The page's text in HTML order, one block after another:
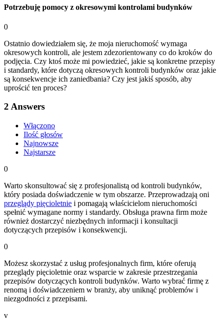
Potrzebuję pomocy z okresowymi kontrolami budynków
0
Ostatnio dowiedziałem się, że moja nieruchomość wymaga
okresowych kontroli, ale jestem zdezorientowany co do kroków do
podjęcia. Czy ktoś może mi powiedzieć, jakie są konkretne przepisy
i standardy, które dotyczą okresowych kontroli budynków oraz jakie
są konsekwencje ich zaniedbania? Czy jest jakiś sposób, aby
uprościć ten proces?
2 Answers
Włączono
Ilość głosów
Najnowsze
Najstarsze
0
Warto skonsultować się z profesjonalistą od kontroli budynków,
który posiada doświadczenie w tym obszarze. Przeprowadzają oni
przeglądy pięcioletnie i pomagają właścicielom nieruchomości
spełnić wymagane normy i standardy. Obsługa prawna firm może
również dostarczyć niezbędnych informacji i konsultacji
dotyczących przepisów i konsekwencji.
0
Możesz skorzystać z usług profesjonalnych firm, które oferują
przeglądy pięcioletnie oraz wsparcie w zakresie przestrzegania
przepisów dotyczących kontroli budynków. Warto wybrać firmę z
renomą i doświadczeniem w branży, aby uniknąć problemów i
niezgodności z przepisami.
v